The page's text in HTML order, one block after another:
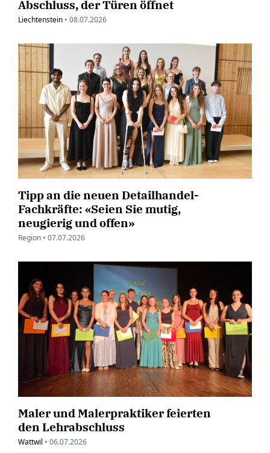
Abschluss, der Türen öffnet
Liechtenstein • 08.07.2026
Tipp an die neuen Detailhandel-
Fachkräfte: «Seien Sie mutig,
neugierig und offen»
Region • 07.07.2026
Maler und Malerpraktiker feierten
den Lehrabschluss
Wattwil • 06.07.2026